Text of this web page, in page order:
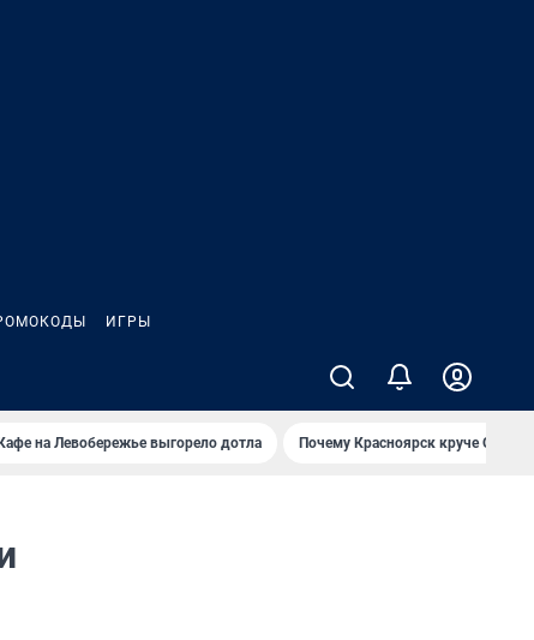
ИГРЫ
Кафе на Левобережье выгорело дотла Почему Красноярск круче Омска